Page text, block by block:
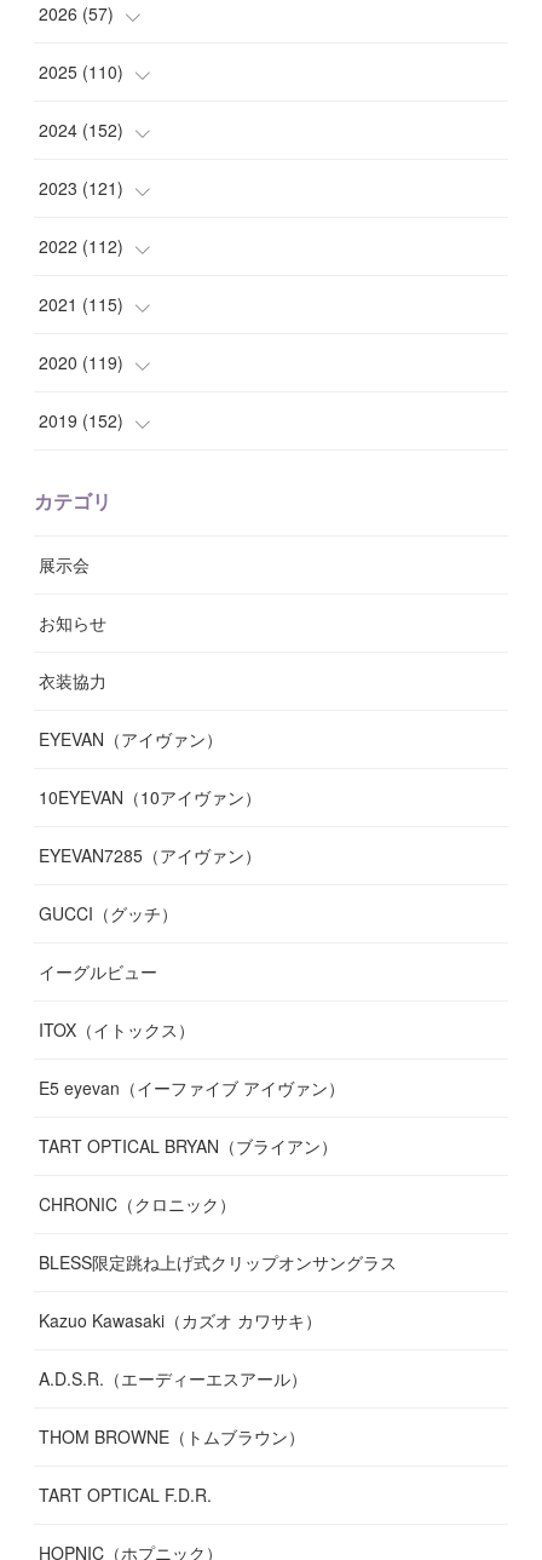
2026 (57)
( 1)
(10)
(9)
( 7)
( 8 )
2025 (110)
(10)
(7)
( 8)
( 7 )
( 10)
9
(14
(8
(9
2024 (152)
(14)
( 15)
( 11)
( 10)
( 11)
(14
(19
(12)
(10)
2023 (121)
( 12)
( 8)
( 8)
( 6)
(12
(10
(17)
(11)
(10)
2022 (112)
( 10)
( 7)
(8)
(9
(7
(7
(10)
(11)
12)
2021 (115)
( 14)
(13)
(3
( 7
(13)
(11)
(13)
7)
(12)
2020 (119)
(7)
(
( 5
(8)
(12)
11)
(13)
(13)
2019 (152)
(10 )
(10)
13)
(16)
(14)
(17)
カテゴリ
展示会
お知らせ
衣装協力
EYEVAN（アイヴァン）
10EYEVAN（10アイヴァン）
EYEVAN7285（アイヴァン）
GUCCI（グッチ）
イーグルビュー
ITOX（イトックス）
E5 eyevan（イーファイブ アイヴァン）
TART OPTICAL BRYAN（ブライアン）
CHRONIC（クロニック）
BLESS限定跳ね上げ式クリップオンサングラス
Kazuo Kawasaki（カズオ カワサキ）
A.D.S.R.（エーディーエスアール）
THOM BROWNE（トムブラウン）
TART OPTICAL F.D.R.
HOPNIC（ホプニック）